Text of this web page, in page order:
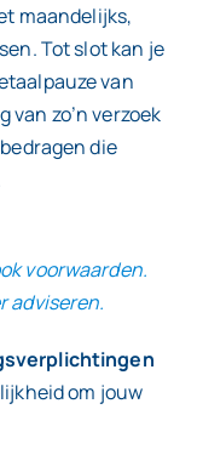
maandelijks,
Tot slot kan je
van
van zo’n verzoek
die
voorwaarden.
adviseren.
om jouw